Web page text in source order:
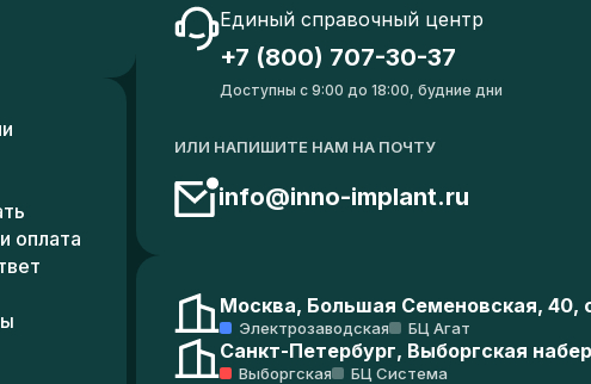
оплата
Единый справочный центр
+7 (800) 707-30-37
Доступны с 9:00 до 18:00, будние дни
ИЛИ НАПИШИТЕ НАМ НА ПОЧТУ
info@inno-implant.ru
Москва, Большая Семеновская, 40,
Электрозаводская БЦ Агат
Санкт-Петербург, Выборгская
Выборгская БЦ Система